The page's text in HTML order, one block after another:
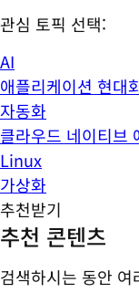
관심 토픽 선택:
AI
애플리케이션 현대
자동화
클라우드 네이티브
Linux
가상화
추천받기
추천 콘텐츠
검색하시는 동안